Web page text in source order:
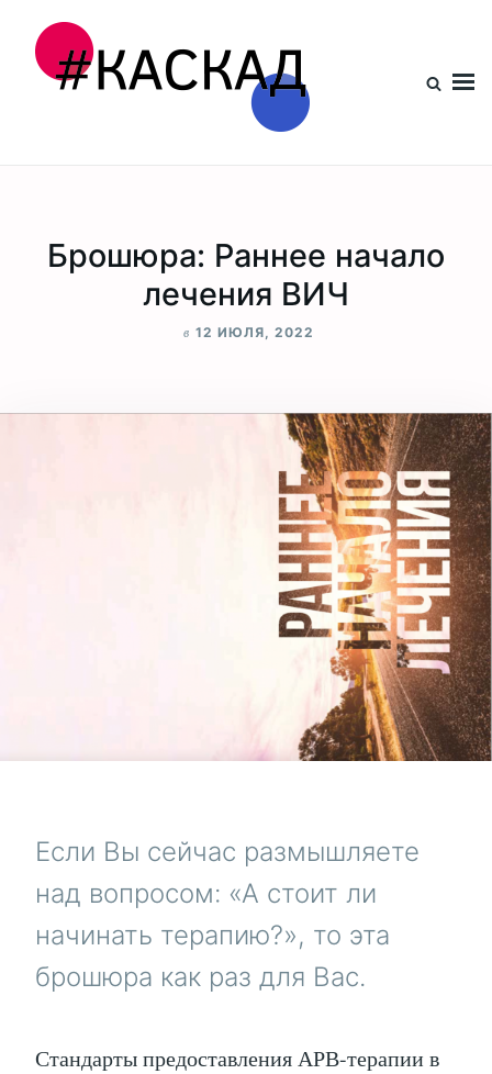
Брошюра: Раннее начало
лечения ВИЧ
в 12 ИЮЛЯ, 2022
Если Вы сейчас размышляете
над вопросом: «А стоит ли
начинать терапию?», то эта
брошюра как раз для Вас.
Стандарты предоставления АРВ-терапии в